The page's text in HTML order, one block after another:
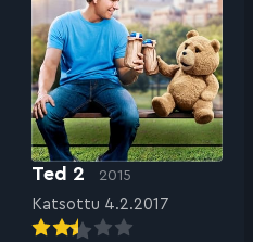
Ted 2 2015
Katsottu 4.2.2017